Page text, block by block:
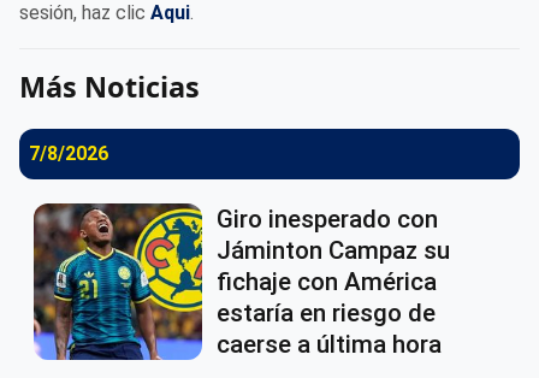
sesión, haz clic Aqui.
Más Noticias
7/8/2026
Giro inesperado con
Jáminton Campaz su
fichaje con América
estaría en riesgo de
caerse a última hora